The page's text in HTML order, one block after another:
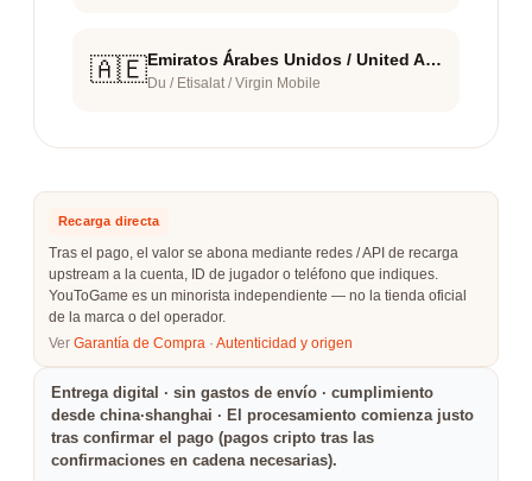
🇦🇪 Emiratos Árabes Unidos / United Arab Emirates
Du / Etisalat / Virgin Mobile
Recarga directa
Tras el pago, el valor se abona mediante redes / API de recarga
upstream a la cuenta, ID de jugador o teléfono que indiques.
YouToGame es un minorista independiente — no la tienda oficial
de la marca o del operador.
Ver Garantía de Compra · Autenticidad y origen
Entrega digital · sin gastos de envío · cumplimiento
desde china·shanghai · El procesamiento comienza justo
tras confirmar el pago (pagos cripto tras las
confirmaciones en cadena necesarias).